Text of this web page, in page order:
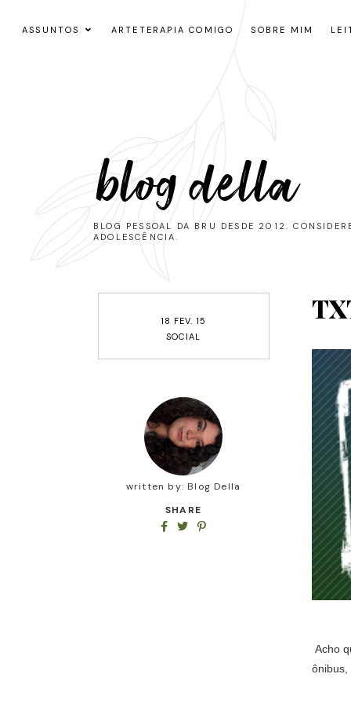
ASSUNTOS ARTETERAPIA COMIGO SOBRE MIM
blog della
BLOG PESSOAL DA BRU DESDE 2012.
ADOLESCÊNCIA.
18 FEV. 15
SOCIAL
Acho
ônibus,
written by: Blog Della
SHARE